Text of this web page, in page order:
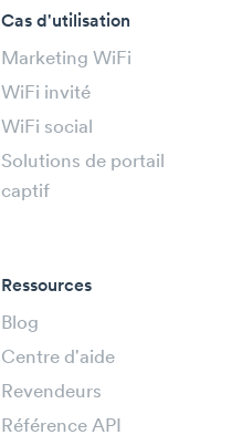
Cas d'utilisation
Marketing WiFi
WiFi invité
WiFi social
Solutions de portail
captif
Ressources
Blog
Centre d'aide
Revendeurs
Référence API